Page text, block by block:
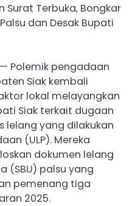
Surat Terbuka, Bongkar
dan Desak Bupati
— Polemik pengadaan
Siak kembali
lokal melayangkan
Siak terkait dugaan
lelang yang dilakukan
(ULP). Mereka
dokumen lelang
(SBU) palsu yang
pemenang tiga
2025.